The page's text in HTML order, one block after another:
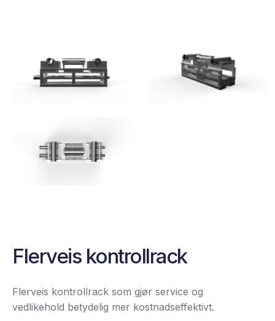
Flerveis kontrollrack
Flerveis kontrollrack som gjør service og
vedlikehold betydelig mer kostnadseffektivt.